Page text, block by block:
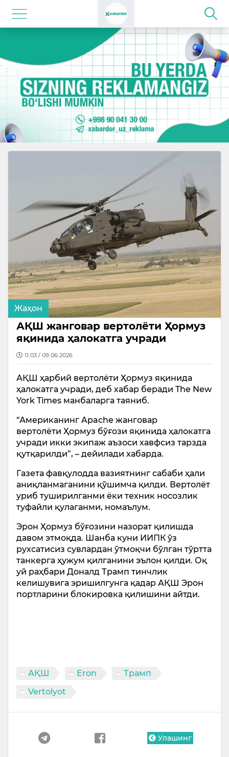
Жаҳон
АҚШ жанговар вертолёти Ҳормуз
яқинида ҳалокатга учради
11:03 / 09.06.2026
АҚШ ҳарбий вертолёти Ҳормуз яқинида
ҳалокатга учради, деб хабар беради The New
York Times манбаларга таяниб.
“Американинг Apache жанговар
вертолёти Ҳормуз бўғози яқинида ҳалокатга
учради икки экипаж аъзоси хавфсиз тарзда
қутқарилди”, – дейилади хабарда.
Газета фавқулодда вазиятнинг сабаби ҳали
аниқланмаганини қўшимча қилди. Вертолёт
уриб туширилганми ёки техник носозлик
туфайли қулаганми, номаълум.
Эрон Ҳормуз бўғозини назорат қилишда
давом этмоқда. Шанба куни ИИПК ўз
рухсатисиз сувлардан ўтмоқчи бўлган тўртта
танкерга ҳужум қилганини эълон қилди. Оқ
уй раҳбари Доналд Трамп тинчлик
келишувига эришилгунга қадар АҚШ Эрон
портларини блокировка қилишини айтди.
АҚШ Eron
Трамп
Vertolyot
Улашинг